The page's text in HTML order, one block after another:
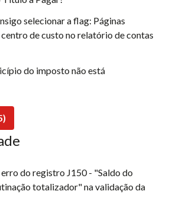
selecionar a flag: Páginas
de custo no relatório de contas
do imposto não está
do registro J150 - "Saldo do
totalizador" na validação da